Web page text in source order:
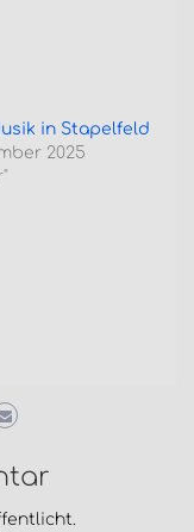
in Stapelfeld
2025